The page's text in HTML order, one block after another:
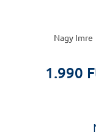
Nagy Imre
1.990